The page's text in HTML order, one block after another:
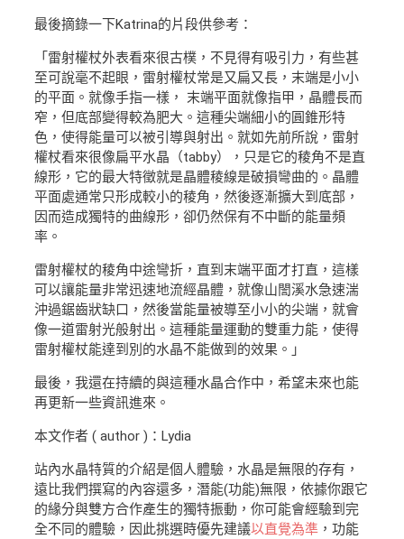
最後摘錄一下Katrina的片段供參考：
「雷射權杖外表看來很古樸，不見得有吸引力，有些甚
至可說毫不起眼，雷射權杖常是又扁又長，末端是小小
的平面。就像手指一樣， 末端平面就像指甲，晶體長而
窄，但底部變得較為肥大。這種尖端細小的圓錐形特
色，使得能量可以被引導與射出。就如先前所說，雷射
權杖看來很像扁平水晶（tabby），只是它的稜角不是直
線形，它的最大特徵就是晶體稜線是破損彎曲的。晶體
平面處通常只形成較小的稜角，然後逐漸擴大到底部，
因而造成獨特的曲線形，卻仍然保有不中斷的能量頻
率。
雷射權杖的稜角中途彎折，直到末端平面才打直，這樣
可以讓能量非常迅速地流經晶體，就像山誾溪水急速湍
沖過鋸齒狀缺口，然後當能量被導至小小的尖端，就會
像一道雷射光般射出。這種能量運動的雙重力能，使得
雷射權杖能達到別的水晶不能做到的效果。」
最後，我還在持續的與這種水晶合作中，希望未來也能
再更新一些資訊進來。
本文作者 ( author )：Lydia
站內水晶特質的介紹是個人體驗，水晶是無限的存有，
遠比我們撰寫的內容還多，潛能(功能)無限，依據你跟它
的緣分與雙方合作產生的獨特振動，你可能會經驗到完
全不同的體驗，因此挑選時優先建議以直覺為準 ，功能